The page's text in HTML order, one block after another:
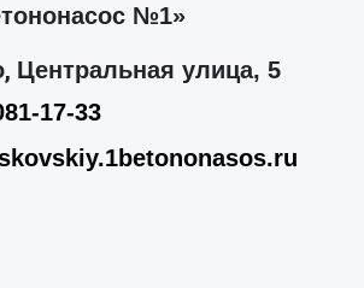
№1»
, Центральная улица, 5
17-33